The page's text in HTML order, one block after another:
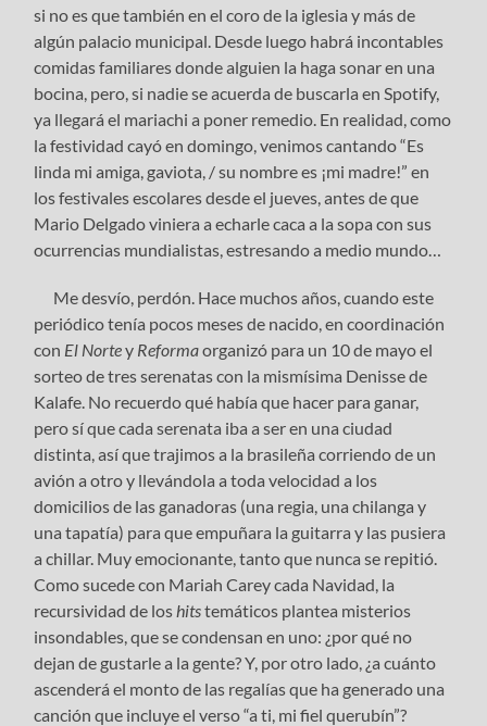
si no es que también en el coro de la iglesia y más de
algún palacio municipal. Desde luego habrá incontables
comidas familiares donde alguien la haga sonar en una
bocina, pero, si nadie se acuerda de buscarla en Spotify,
ya llegará el mariachi a poner remedio. En realidad, como
la festividad cayó en domingo, venimos cantando “Es
linda mi amiga, gaviota, / su nombre es ¡mi madre!” en
los festivales escolares desde el jueves, antes de que
Mario Delgado viniera a echarle caca a la sopa con sus
ocurrencias mundialistas, estresando a medio mundo…
Me desvío, perdón. Hace muchos años, cuando este
periódico tenía pocos meses de nacido, en coordinación
con El Nortey Reformaorganizó para un 10 de mayo el
sorteo de tres serenatas con la mismísima Denisse de
Kalafe. No recuerdo qué había que hacer para ganar,
pero sí que cada serenata iba a ser en una ciudad
distinta, así que trajimos a la brasileña corriendo de un
avión a otro y llevándola a toda velocidad a los
domicilios de las ganadoras (una regia, una chilanga y
una tapatía) para que empuñara la guitarra y las pusiera
a chillar. Muy emocionante, tanto que nunca se repitió.
Como sucede con Mariah Carey cada Navidad, la
recursividad de loshitstemáticos plantea misterios
insondables, que se condensan en uno: ¿por qué no
dejan de gustarle a la gente? Y, por otro lado, ¿a cuánto
ascenderá el monto de las regalías que ha generado una
canción que incluye el verso “a ti, mi fiel querubín”?